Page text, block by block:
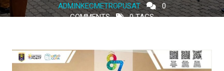
ADMINKECMETROPUSAT
0
COMMENTS
0 TAGS